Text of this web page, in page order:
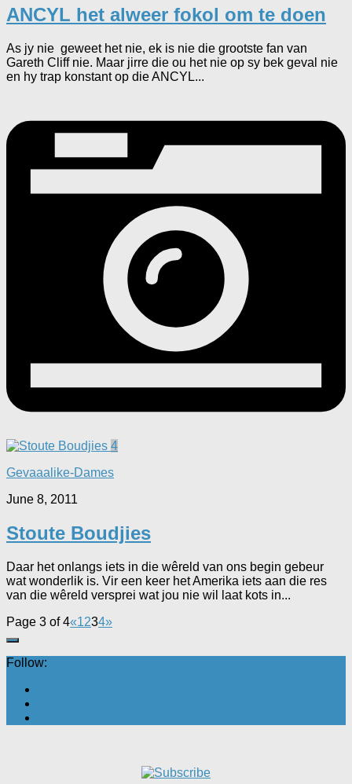
ANCYL het alweer fokol om te doen
As jy nie geweet het nie, ek is nie die grootste fan van
Gareth Cliff nie. Maar jirre die ou het nie op sy bek geval nie
en hy trap konstant op die ANCYL...
4
Gevaaalike-Dames
June 8, 2011
Stoute Boudjies
Daar het onlangs iets in die wêreld van ons begin gebeur
wat wonderlik is. Vir een keer het Amerika iets aan die res
van die wêreld versprei wat jou nie wil laat kots in...
Page 3 of 4«1234»
Follow: